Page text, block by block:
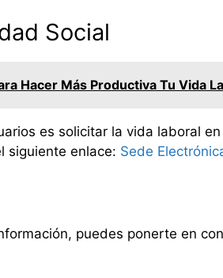
Social
Hacer Más Productiva Tu Vida
es solicitar la vida laboral
siguiente enlace: Sede
puedes ponerte en